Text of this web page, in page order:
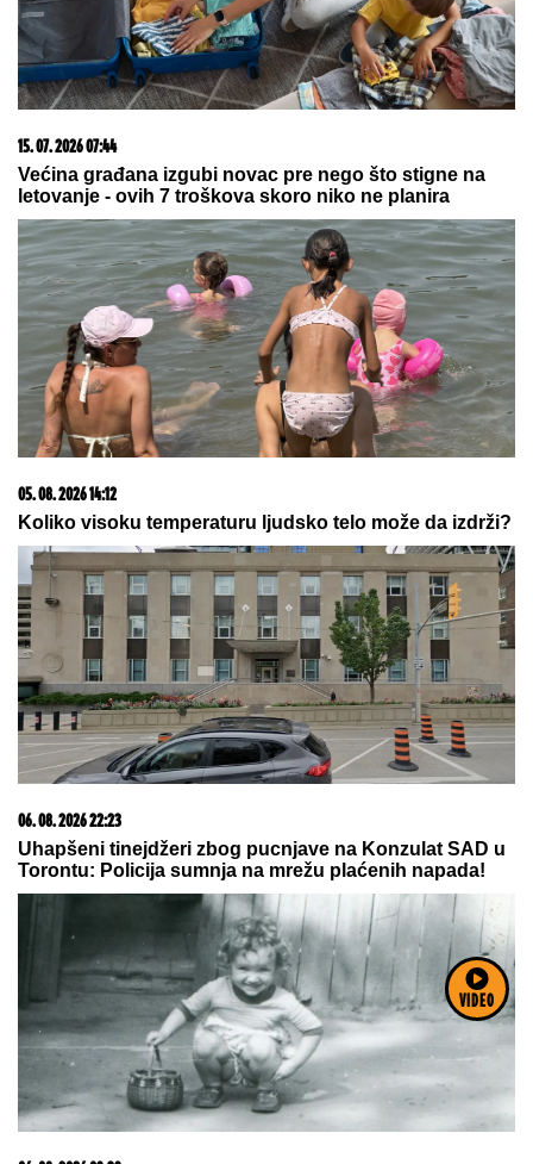
VIDEO
ŠOKANTNETVRDNjE: Propao ogroman transfer
zbog Zvezdinog sponzora?
BIVŠI RIJALITI PAR PRODAJE KUĆU
U KOJU SU ULOŽILI 200.000 EVRA
Sagradili vilu na Kosmaju i pokrenuli
biznis, a sada im hitno treba novac:
"To je razlog prodaje"
Klopke za komarce: Uz ove
se otarasiti dosadnih krvopija -
jednu ZAMKU možete napraviti sami,
a za drugu vam ne treba BAŠ NIŠTA
"Majo, Asmin je bio sa Gabi bankarkom i biće opet,